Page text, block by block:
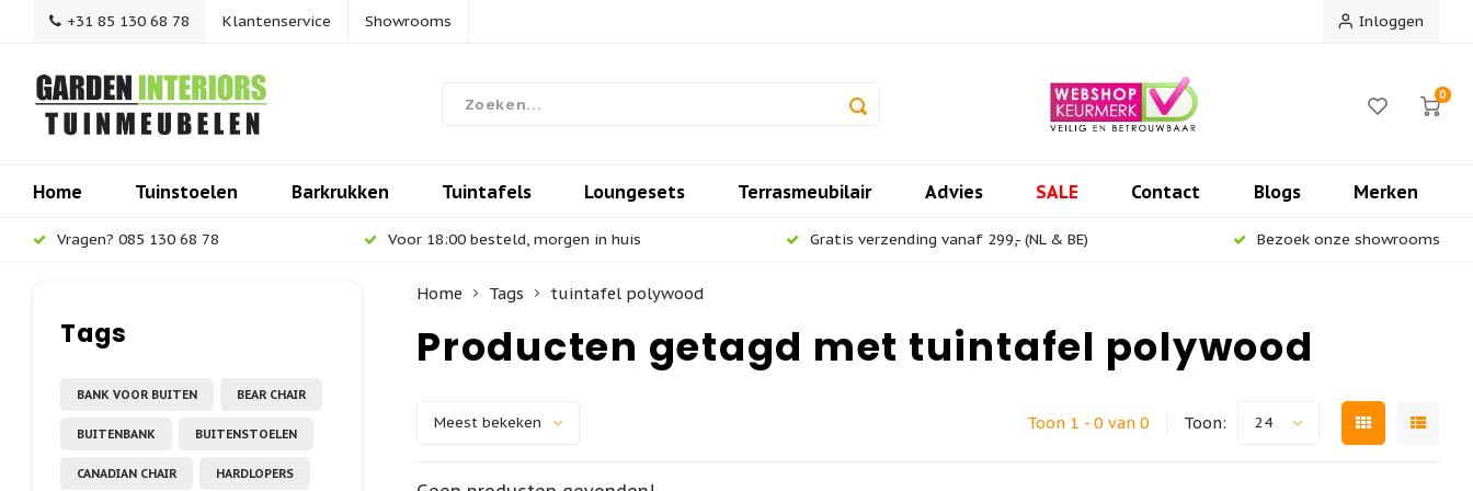
+31 85 130 68 78 Klantenservice Showrooms Inloggen
0
Home Tuinstoelen Barkrukken Tuintafels Loungesets Terrasmeubilair Advies SALE Contact Blogs Merken
Vragen? 085 130 68 78 Voor 18:00 besteld, morgen in huis Gratis verzending vanaf 299,- (NL & BE) Bezoek onze showrooms
Tags
BANK VOOR BUITEN BEAR CHAIR
BUITENBANK BUITENSTOELEN
CANADIAN CHAIR HARDLOPERS
Home Tags tuintafel polywood
Producten getagd met tuintafel polywood
Meest bekeken Toon 1 - 0 van 0 Toon: 24